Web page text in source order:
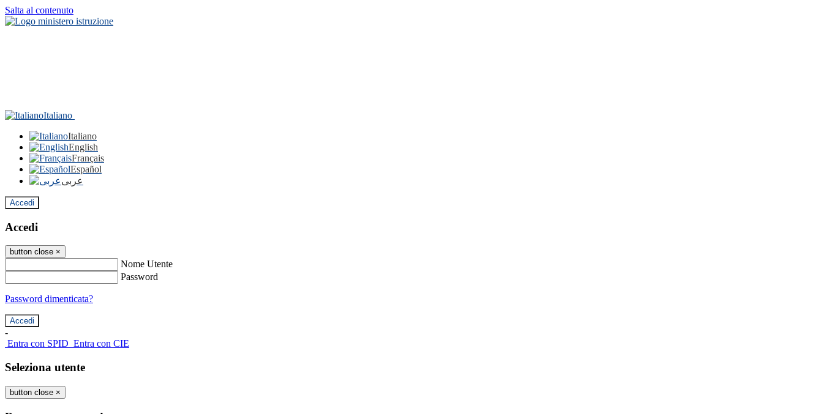
Salta al contenuto
Italiano
Italiano
English
Français
Español
عربى
Accedi
Accedi
button close ×
Nome Utente
Password
Password dimenticata?
-
Entra con SPID Entra con CIE
Seleziona utente
button close ×